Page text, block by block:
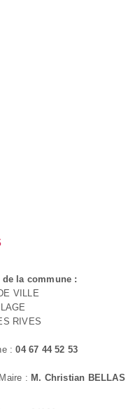
de la commune :
VILLE
RIVES
:04 67 44 52 53
: M. Christian BELLAS